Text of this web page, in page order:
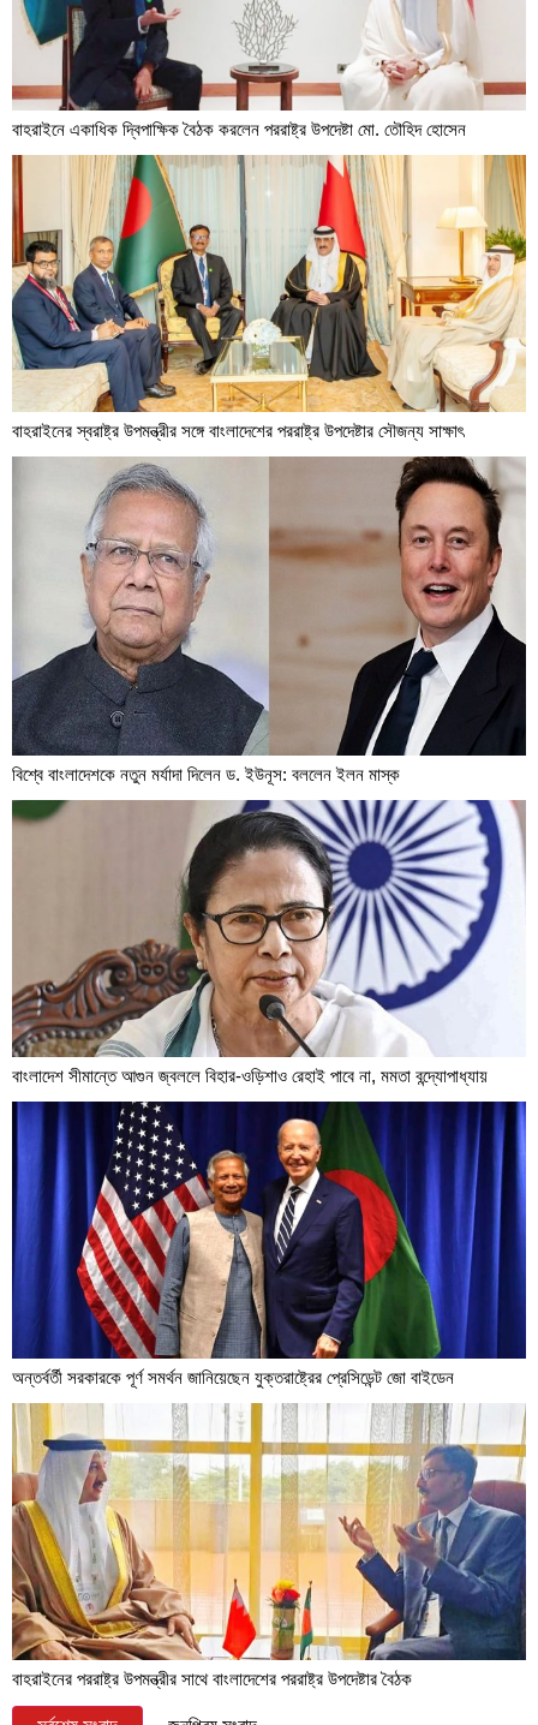
বাহরাইনে একাধিক দ্বিপাক্ষিক বৈঠক করলেন পররাষ্ট্র উপদেষ্টা মো. তৌহিদ হোসেন
বাহরাইনের স্বরাষ্ট্র উপমন্ত্রীর সঙ্গে বাংলাদেশের পররাষ্ট্র উপদেষ্টার সৌজন্য সাক্ষাৎ
বিশ্বে বাংলাদেশকে নতুন মর্যাদা দিলেন ড. ইউনূস: বললেন ইলন মাস্ক
বাংলাদেশ সীমান্তে আগুন জ্বললে বিহার-ওড়িশাও রেহাই পাবে না, মমতা বন্দ্যোপাধ্যায়
অন্তর্বর্তী সরকারকে পূর্ণ সমর্থন জানিয়েছেন যুক্তরাষ্ট্রের প্রেসিডেন্ট জো বাইডেন
বাহরাইনের পররাষ্ট্র উপমন্ত্রীর সাথে বাংলাদেশের পররাষ্ট্র উপদেষ্টার বৈঠক